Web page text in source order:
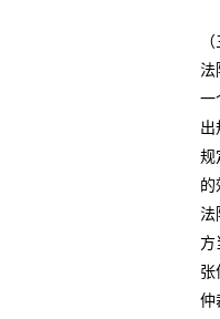
法
一
出
规
的
法
方
张
仲